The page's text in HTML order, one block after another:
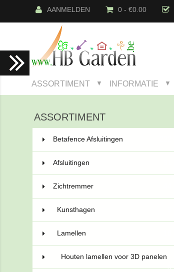
AANMELDEN 0 - €0.00
ASSORTIMENT ▼ INFORMATIE ▼
ASSORTIMENT
Betafence Afsluitingen
Afsluitingen
Zichtremmer
Kunsthagen
Lamellen
Houten lamellen voor 3D panelen
3